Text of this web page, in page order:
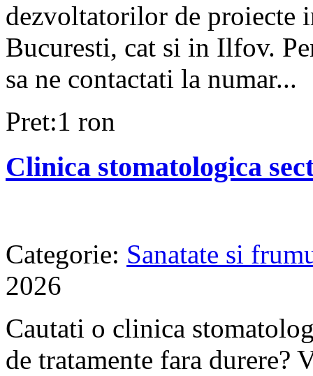
dezvoltatorilor de proiecte
Bucuresti, cat si in Ilfov.
sa ne contactati la numar...
Pret:1 ron
Clinica stomatologica
Categorie: Sanatate si
2026
Cautati o clinica
de tratamente fara durere?